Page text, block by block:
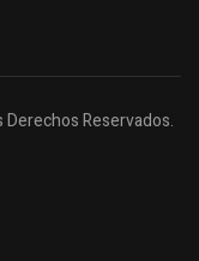
Derechos Reservados.